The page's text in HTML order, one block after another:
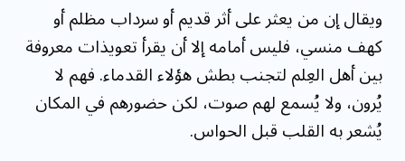
ويقال إن من يعثر على أثر قديم أو سرداب مظلم أو
كهف منسي، فليس أمامه إلا أن يقرأ تعويذات معروفة
بين أهل العِلم لتجنب بطش هؤلاء القدماء. فهم لا
يُرون، ولا يُسمع لهم صوت، لكن حضورهم في المكان
يُشعر به القلب قبل الحواس.